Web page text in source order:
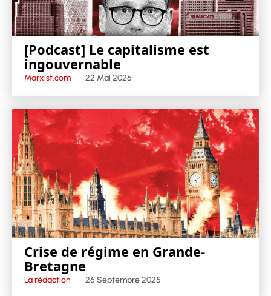
[Podcast] Le capitalisme est
ingouvernable
Marxist.com 22 Mai 2026
Crise de régime en Grande-
Bretagne
La rédaction 26 Septembre 2025